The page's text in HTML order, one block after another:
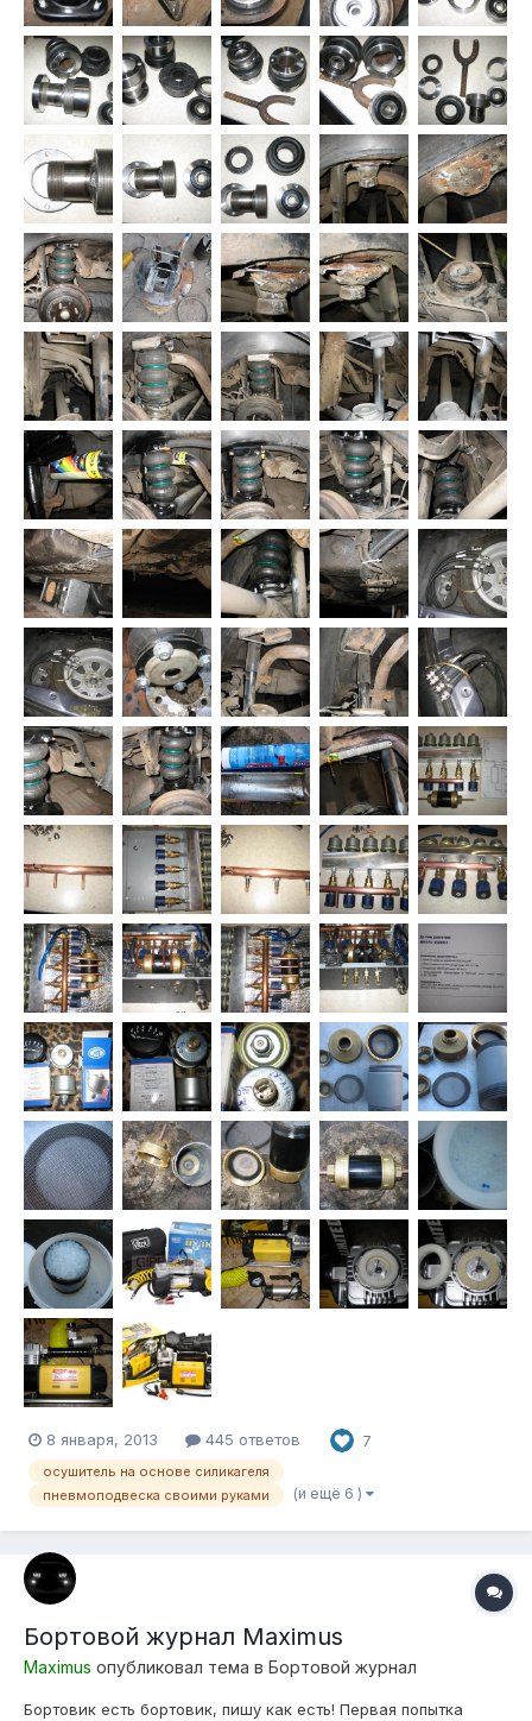
8 января, 2013 445 ответов 7
осушитель на основе силикагеля
пневмоподвеска своими руками
(и ещё 6 )
Бортовой журнал Maximus
Maximus опубликовал тема в Бортовой журнал
Бортовик есть бортовик, пишу как есть! Первая попытка